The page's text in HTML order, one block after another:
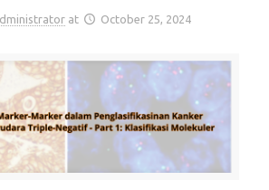
at October 25, 2024